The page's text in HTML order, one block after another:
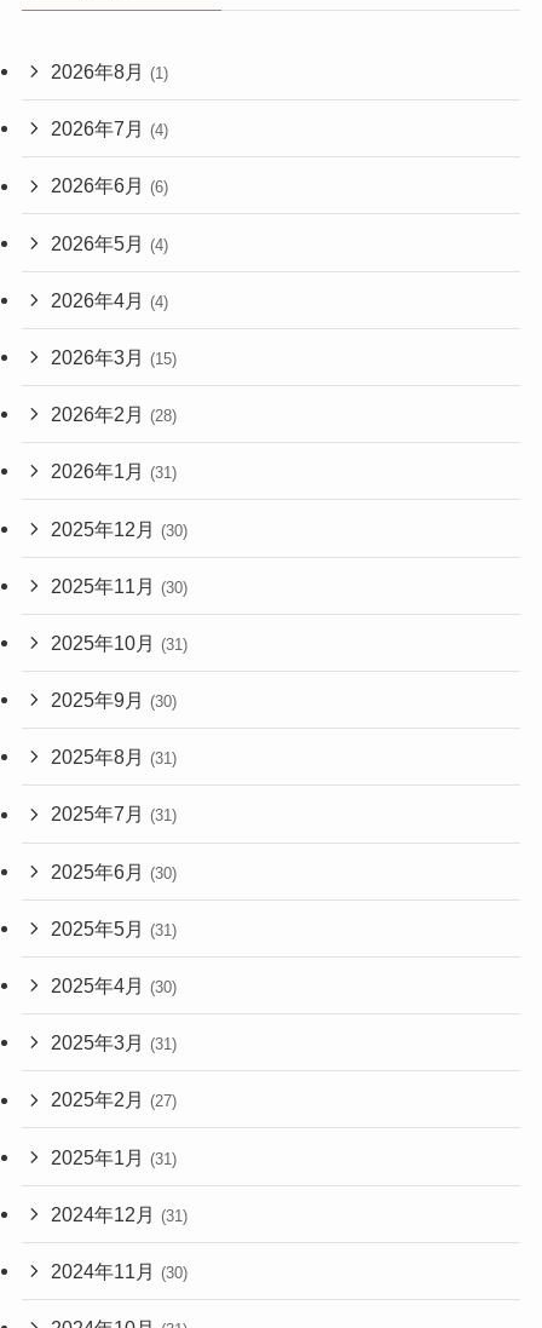
2026年8月 (1)
2026年7月 (4)
2026年6月 (6)
2026年5月 (4)
2026年4月 (4)
2026年3月 (15)
2026年2月 (28)
2026年1月 (31)
2025年12月 (30)
2025年11月 (30)
2025年10月 (31)
2025年9月 (30)
2025年8月 (31)
2025年7月 (31)
2025年6月 (30)
2025年5月 (31)
2025年4月 (30)
2025年3月 (31)
2025年2月 (27)
2025年1月 (31)
2024年12月 (31)
2024年11月 (30)